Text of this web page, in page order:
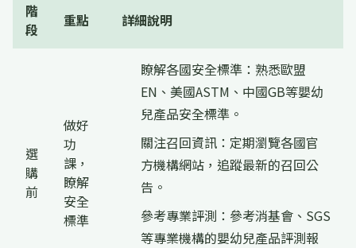
階
段
重點 詳細說明
選
購
前
做好
功
課，
瞭解
安全
標準
瞭解各國安全標準：熟悉歐盟
EN、美國ASTM、中國GB等嬰幼
兒產品安全標準。
關注召回資訊：定期瀏覽各國官
方機構網站，追蹤最新的召回公
告。
參考專業評測：參考消基會、SGS
等專業機構的嬰幼兒產品評測報